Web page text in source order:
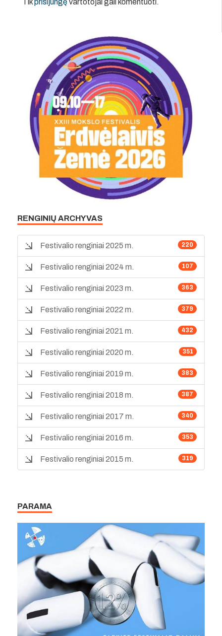
Tik prisijungęvartotojai gali komentuoti.
RENGINIŲ ARCHYVAS
220
Festivalio renginiai 2025 m.
107
Festivalio renginiai 2024 m.
363
Festivalio renginiai 2023 m.
379
Festivalio renginiai 2022 m.
432
Festivalio renginiai 2021 m.
351
Festivalio renginiai 2020 m.
383
Festivalio renginiai 2019 m.
387
Festivalio renginiai 2018 m.
340
Festivalio renginiai 2017 m.
353
Festivalio renginiai 2016 m.
319
Festivalio renginiai 2015 m.
PARAMA